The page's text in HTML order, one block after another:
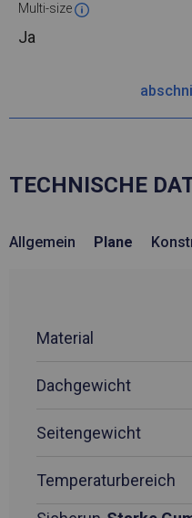
Multi-size
Ja
TECHNISCHE
Allgemein Plane
Material
Dachgewicht
Seitengewicht
Temperaturbereich